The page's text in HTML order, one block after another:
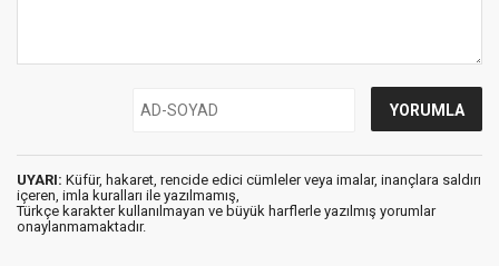
UYARI: Küfür, hakaret, rencide edici cümleler veya imalar, inançlara saldırı
içeren, imla kuralları ile yazılmamış,
Türkçe karakter kullanılmayan ve büyük harflerle yazılmış yorumlar
onaylanmamaktadır.